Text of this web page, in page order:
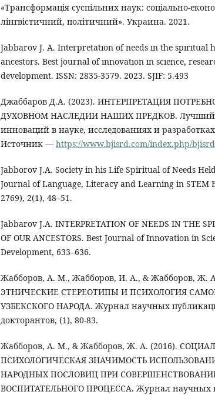
«Трансформація суспільних наук: соціально-
лінгвістичний, політичний». Украина. 2021.
Jabbarov J. A. Interpretatıon of needs ın the spırıtual
ancestors. Best journal of ınnovatıon ın scıence,
development. ISSN: 2835-3579. 2023. SJIF: 5.493
Джаббаров Д.А. (2023). ИНТЕРПРЕТАЦИЯ
ДУХОВНОМ НАСЛЕДИИ НАШИХ ПРЕДКОВ.
инноваций в науке, исследованиях и
Источник — https://www.bjisrd.com/index.php/
Jabborov J.A. Society in his Life Spiritual of Needs
Journal of Language, Literacy and Learning in STEM
2769), 2(1), 48–51.
Jabbarov J.A. INTERPRETATION OF NEEDS IN THE
OF OUR ANCESTORS. Best Journal of Innovation in
Development, 633–636.
Жабборов, А. М., Жабборов, И. А., & Жабборов, Ж.
ЭТНИЧЕСКИЕ СТЕРЕОТИПЫ И ПСИХОЛОГИЯ
УЗБЕКСКОГО НАРОДА. Журнал научных
докторантов, (1), 80-83.
Жабборов, А. М., & Жабборов, Ж. А. (2016).
ПСИХОЛОГИЧЕСКАЯ ЗНАЧИМОСТЬ
НАРОДНЫХ ПОСЛОВИЦ ПРИ
ВОСПИТАТЕЛЬНОГО ПРОЦЕССА. Журнал научных